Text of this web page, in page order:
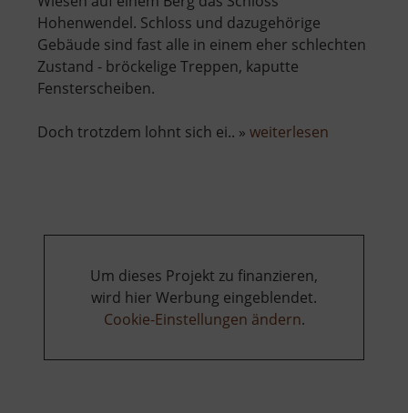
Hohenwendel. Schloss und dazugehörige
Gebäude sind fast alle in einem eher schlechten
Zustand - bröckelige Treppen, kaputte
Fensterscheiben.
Doch trotzdem lohnt sich ei.. » weiterlesen
Um dieses Projekt zu finanzieren,
wird hier Werbung eingeblendet.
Cookie-Einstellungen ändern.